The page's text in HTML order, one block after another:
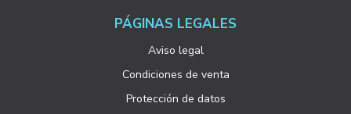
PÁGINAS LEGALES
Aviso legal
Condiciones de venta
Protección de datos